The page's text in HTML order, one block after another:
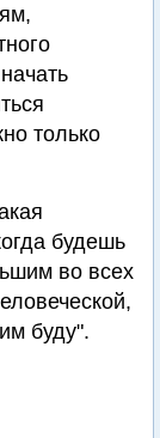
только
будешь
во всех
буду".